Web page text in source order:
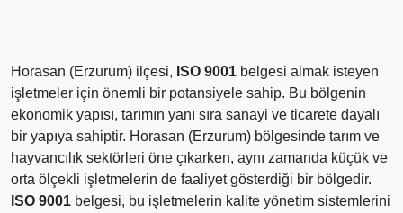
Horasan (Erzurum) ilçesi, ISO 9001 belgesi almak isteyen
işletmeler için önemli bir potansiyele sahip. Bu bölgenin
ekonomik yapısı, tarımın yanı sıra sanayi ve ticarete dayalı
bir yapıya sahiptir. Horasan (Erzurum) bölgesinde tarım ve
hayvancılık sektörleri öne çıkarken, aynı zamanda küçük ve
orta ölçekli işletmelerin de faaliyet gösterdiği bir bölgedir.
ISO 9001 belgesi, bu işletmelerin kalite yönetim sistemlerini